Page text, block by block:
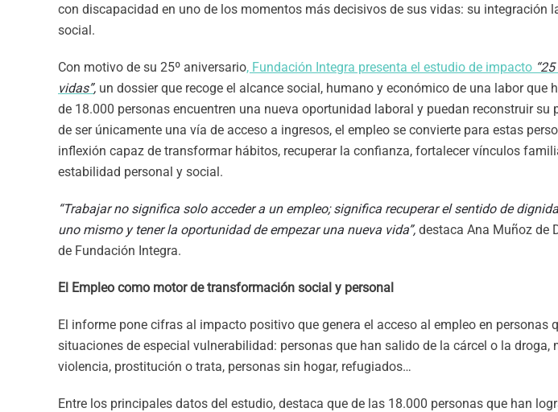
con discapacidad en uno de los momentos más decisivos de sus vidas: su integración
social.
Con motivo de su 25º aniversario, Fundación Integra presenta el estudio de impacto
vidas”, un dossier que recoge el alcance social, humano y económico de una labor que
de 18.000 personas encuentren una nueva oportunidad laboral y puedan reconstruir su
de ser únicamente una vía de acceso a ingresos, el empleo se convierte para estas
inflexión capaz de transformar hábitos, recuperar la confianza, fortalecer vínculos
estabilidad personal y social.
“Trabajar no significa solo acceder a un empleo; significa recuperar el sentido de
uno mismo y tener la oportunidad de empezar una nueva vida”, destaca Ana Muñoz de
de Fundación Integra.
El Empleo como motor de transformación social y personal
El informe pone cifras al impacto positivo que genera el acceso al empleo en personas
situaciones de especial vulnerabilidad: personas que han salido de la cárcel o la droga,
violencia, prostitución o trata, personas sin hogar, refugiados…
Entre los principales datos del estudio, destaca que de las 18.000 personas que han